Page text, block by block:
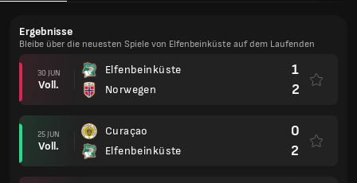
Ergebnisse
Bleibe über die neuesten Spiele von Elfenbeinküste auf dem Laufenden
30 JUN
Voll.
Elfenbeinküste
Norwegen
1
2
25 JUN
Voll.
Curaçao
Elfenbeinküste
0
2